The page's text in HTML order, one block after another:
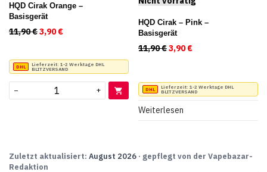
HQD Cirak Orange –
Basisgerät
11,90€Ursprünglicher Preis war: 11,90 €
3,90€ Aktueller Preis ist: 3,90 €.
Lieferzeit: 1-2 Werktage DHL
BLITZVERSAND
− +
HQD Cirak – Pink –
Basisgerät
11,90€Ursprünglicher Preis
3,90€
Lieferzeit: 1-2 Werktage DHL
BLITZVERSAND
Weiterlesen
Zuletzt aktualisiert: August 2026 · gepflegt von der Vapebazar-
Redaktion